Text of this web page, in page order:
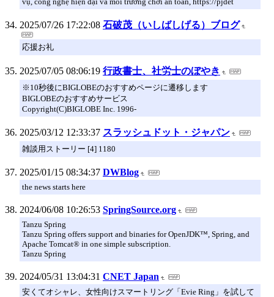
2025/07/26 17:22:08 石破茂（いしばしげる）ブログ
応援お礼
2025/07/05 08:06:19 行政書士、社労士のぼやき
※10秒後にBIGLOBEのおすすめページに遷移します
BIGLOBEのおすすめサービス
Copyright(C)BIGLOBE Inc. 1996-
2025/03/12 12:33:37 スラッシュドット・ジャパン
雑談用ストーリー [4] 1180
2025/01/15 08:34:37 DWBlog
the news starts here
2024/06/08 10:26:53 SpringSource.org
Tanzu Spring
Tanzu Spring offers support and binaries for OpenJDK™, Spring, and
Apache Tomcat® in one simple subscription.
Tanzu Spring
2024/05/31 13:04:31 CNET Japan
安くてオシャレ、女性向けスマートリング「Evie Ring」を試して